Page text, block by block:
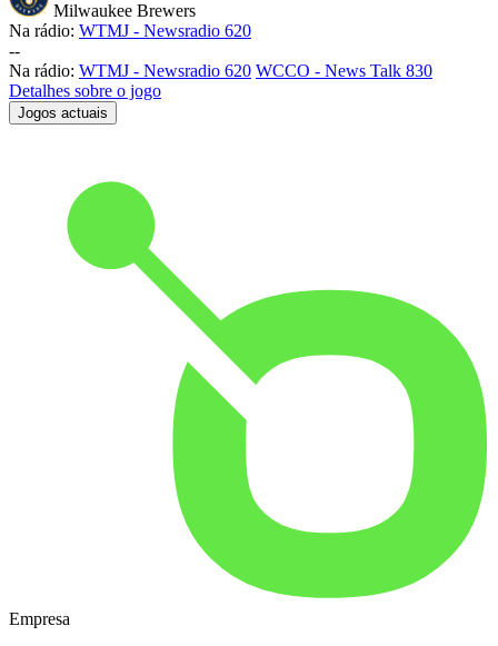
Milwaukee Brewers
Na rádio: WTMJ - Newsradio 620
--
Na rádio: WTMJ - Newsradio 620 WCCO - News Talk 830
Detalhes sobre o jogo
Jogos actuais
Empresa